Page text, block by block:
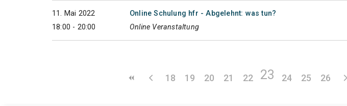
11. Mai 2022
18:00 - 20:00
Online Schulung hfr - Abgelehnt: was tun?
Online Veranstaltung
18 19 20 21 22 23 24 25 26